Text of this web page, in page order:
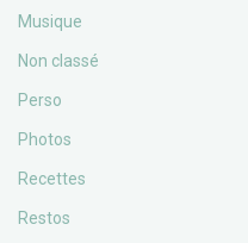
Musique
Non classé
Perso
Photos
Recettes
Restos